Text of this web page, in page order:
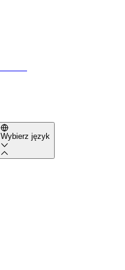
Wybierz język